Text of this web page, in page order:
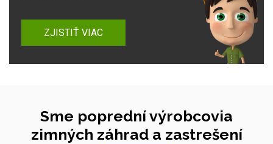
ZJISTIŤ VIAC
Sme poprední výrobcovia
zimných záhrad a zastrešení